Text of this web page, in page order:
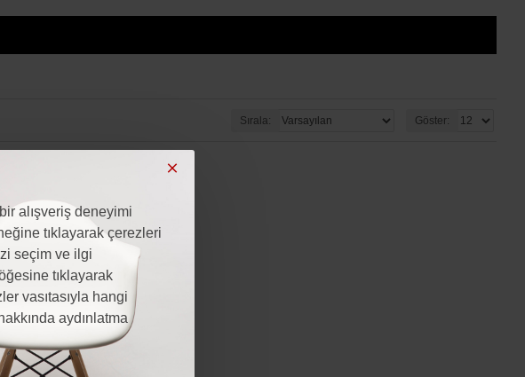
alışveriş deneyimi
tıklayarak çerezleri
seçim ve ilgi
tıklayarak
vasıtasıyla hangi
aydınlatma
Sırala: Göster: